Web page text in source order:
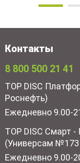
Контакты
8 800 500 21 41
TOP DISC
Роснефть)
Ежедневно 9.00-
TOP DISC Смарт
(Универсам
Ежедневно 9.00-